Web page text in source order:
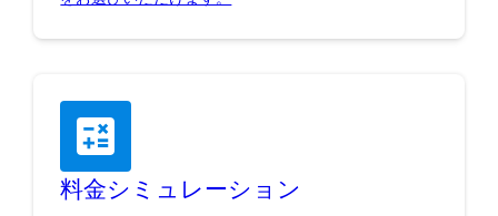
料金シミュレーション